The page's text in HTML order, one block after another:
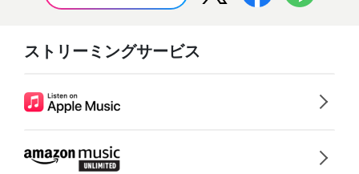
ストリーミングサービス